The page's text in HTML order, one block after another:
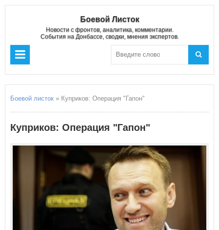
Боевой Листок
Новости с фронтов, аналитика, комментарии.
События на Донбассе, сводки, мнения экспертов.
Боевой листок » Куприков: Операция "Гапон"
Куприков: Операция "Гапон"